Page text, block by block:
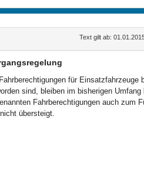
Text gilt ab:
Fahrberechtigungen für
sind, bleiben im bisherigen Umfang
Fahrberechtigungen auch zum
übersteigt.